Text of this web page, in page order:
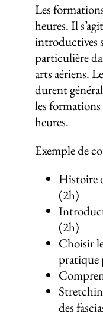
Les
heures. Il
introductives
particulière
arts aériens.
durent
les
heures.
Exemple de
Histoire
(2h)
(2h)
Choisir
pratique
des